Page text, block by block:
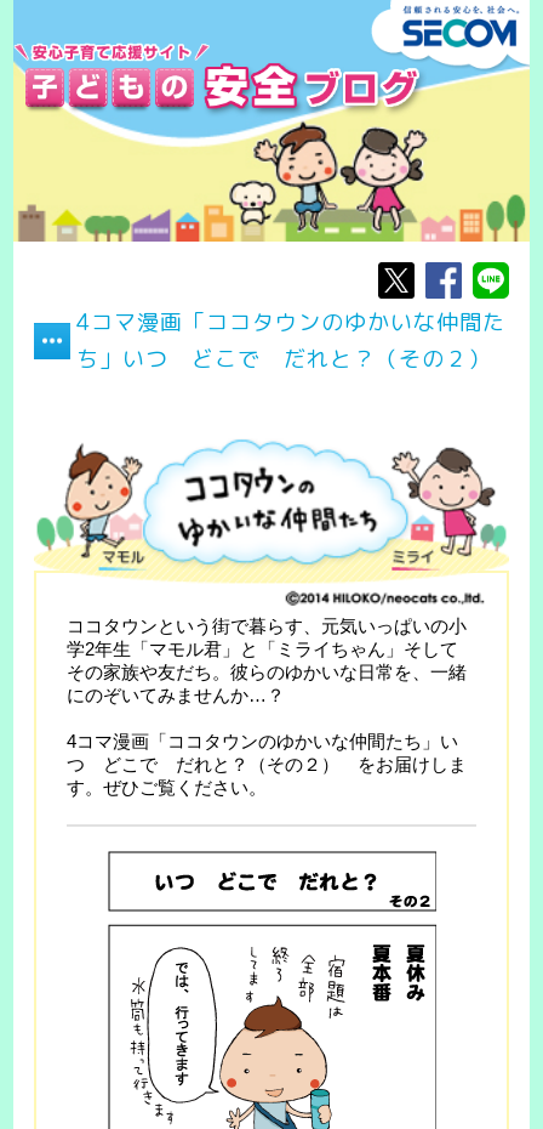
4コマ漫画「ココタウンのゆかいな仲間た
ち」いつ どこで だれと？（その２）
ココタウンという街で暮らす、元気いっぱいの小
学2年生「マモル君」と「ミライちゃん」そして
その家族や友だち。彼らのゆかいな日常を、一緒
にのぞいてみませんか…？
4コマ漫画「ココタウンのゆかいな仲間たち」い
つ どこで だれと？（その２） をお届けしま
す。ぜひご覧ください。